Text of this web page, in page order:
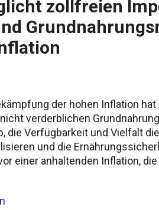
zollfreien
der hohen Inflation
verderblichen
die Verfügbarkeit und Vielfalt
und die
einer anhaltenden Inflation,
Zölle auf sie zu verzichten.